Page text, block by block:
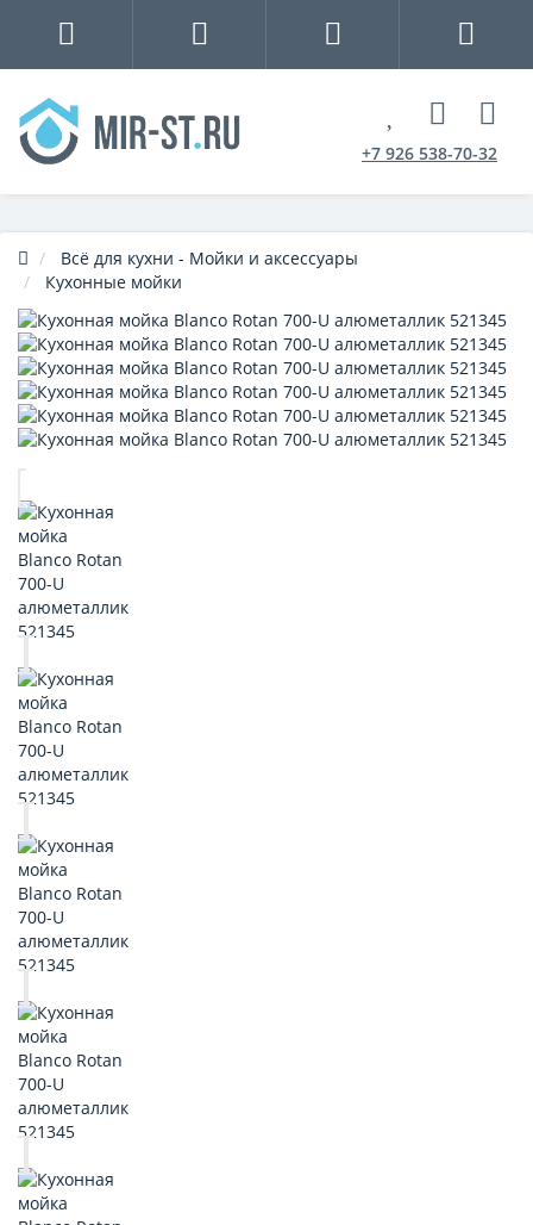
+7 926 538-70-32
Всё для кухни - Мойки и аксессуары
Кухонные мойки